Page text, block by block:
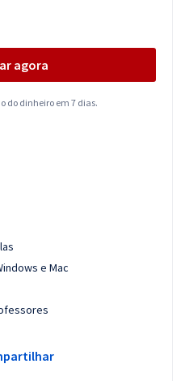
agora
do dinheiro em 7 dias.
e Mac